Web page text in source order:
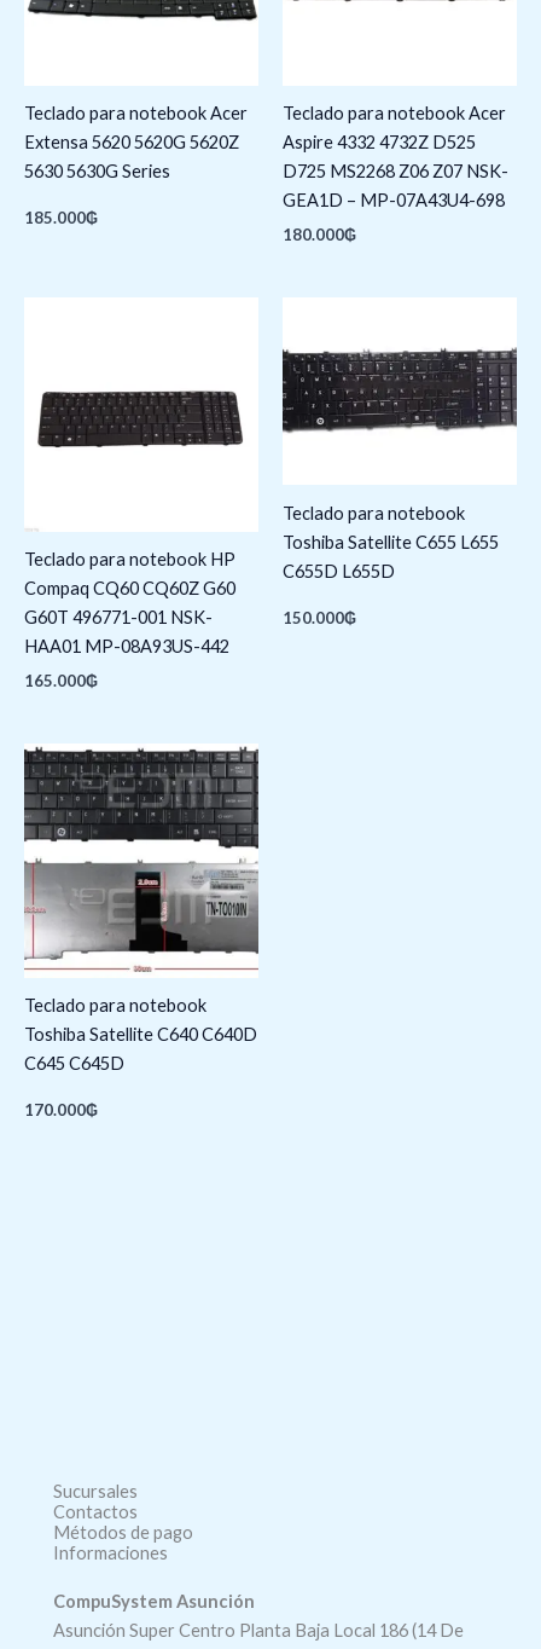
Teclado para notebook Acer
Extensa 5620 5620G 5620Z
5630 5630G Series
185.000₲
Teclado para notebook Acer
Aspire 4332 4732Z D525
D725 MS2268 Z06 Z07 NSK-
GEA1D – MP-07A43U4-698
180.000₲
Teclado para notebook HP
Compaq CQ60 CQ60Z G60
G60T 496771-001 NSK-
HAA01 MP-08A93US-442
165.000₲
Teclado para notebook
Toshiba Satellite C655 L655
C655D L655D
150.000₲
Teclado para notebook
Toshiba Satellite C640 C640D
C645 C645D
170.000₲
Sucursales
Contactos
Métodos de pago
Informaciones
CompuSystem Asunción
Asunción Super Centro Planta Baja Local 186 (14 De